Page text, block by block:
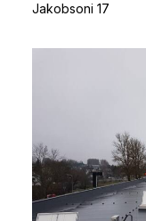
Jakobsoni 17